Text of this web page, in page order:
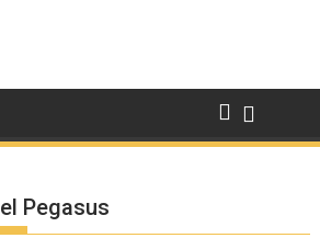
Pegasus